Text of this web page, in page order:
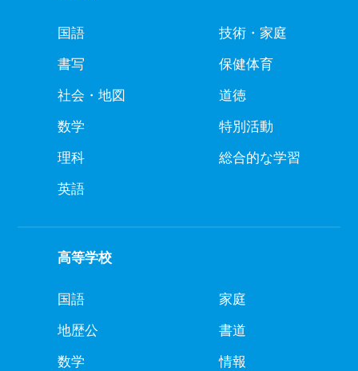
国語
書写
社会・地図
数学
理科
英語
技術・家庭
保健体育
道徳
特別活動
総合的な学習
高等学校
国語
地歴公
数学
家庭
書道
情報